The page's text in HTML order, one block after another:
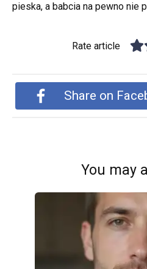
pieska, a babcia na pewno nie
Rate article
Share on
You may